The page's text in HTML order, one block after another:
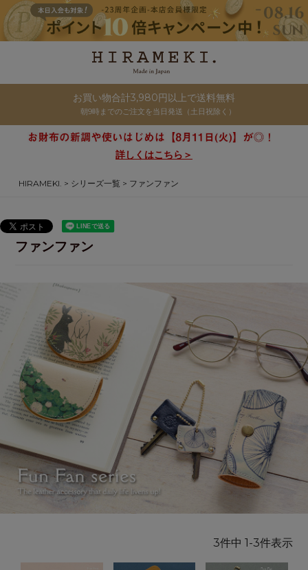
お買い物合計3,980円以上で送料無料
朝9時までのご注文を当日発送（土日祝除く）
詳しくはこちら＞
HIRAMEKI. シリーズ一覧 ファンファン
ファンファン
3件中 1 -3件表示